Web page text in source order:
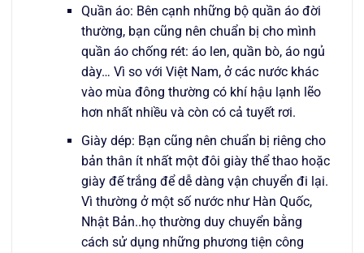
Quần áo: Bên cạnh những bộ quần áo đời
thường, bạn cũng nên chuẩn bị cho mình
quần áo chống rét: áo len, quần bò, áo ngủ
dày… Vì so với Việt Nam, ở các nước khác
vào mùa đông thường có khí hậu lạnh lẽo
hơn nhất nhiều và còn có cả tuyết rơi.
Giày dép: Bạn cũng nên chuẩn bị riêng cho
bản thân ít nhất một đôi giày thể thao hoặc
giày đế trắng để dễ dàng vận chuyển đi lại.
Vì thường ở một số nước như Hàn Quốc,
Nhật Bản..họ thường duy chuyển bằng
cách sử dụng những phương tiện công